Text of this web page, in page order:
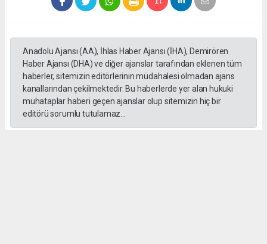
Anadolu Ajansı (AA), İhlas Haber Ajansı (İHA), Demirören
Haber Ajansı (DHA) ve diğer ajanslar tarafından eklenen tüm
haberler, sitemizin editörlerinin müdahalesi olmadan ajans
kanallarından çekilmektedir. Bu haberlerde yer alan hukuki
muhataplar haberi geçen ajanslar olup sitemizin hiç bir
editörü sorumlu tutulamaz...